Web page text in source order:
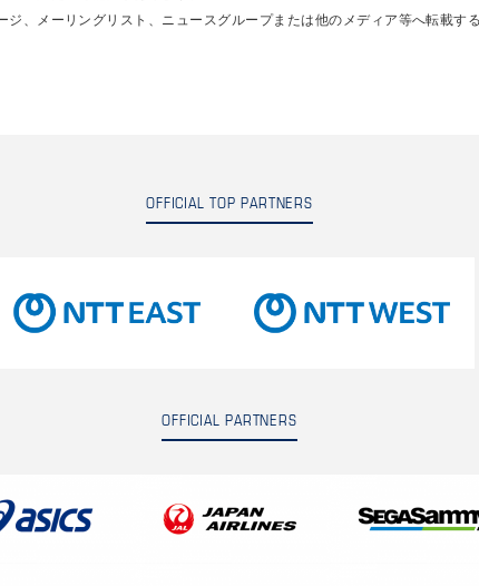
ジ、メーリングリスト、ニュースグループまたは他のメディア等へ転載す
OFFICIAL TOP PARTNERS
OFFICIAL PARTNERS